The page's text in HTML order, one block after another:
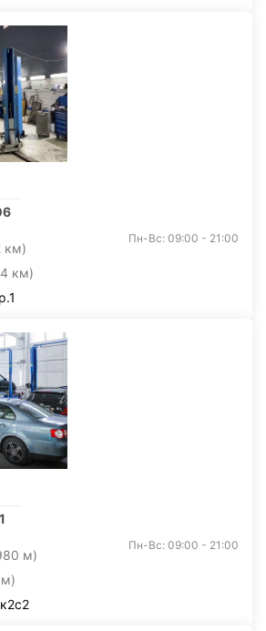
км)
км)
Пн-Вс: 09:00 - 21:00
м)
Пн-Вс: 09:00 - 21:00